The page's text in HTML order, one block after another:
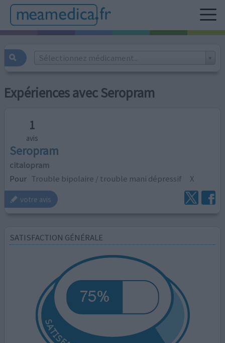
Sélectionnez médicament...
Expériences avec Seropram
1
avis
Seropram
citalopram
Pour Trouble bipolaire / trouble mani dépressif X
votre avis
SATISFACTION GÉNÉRALE